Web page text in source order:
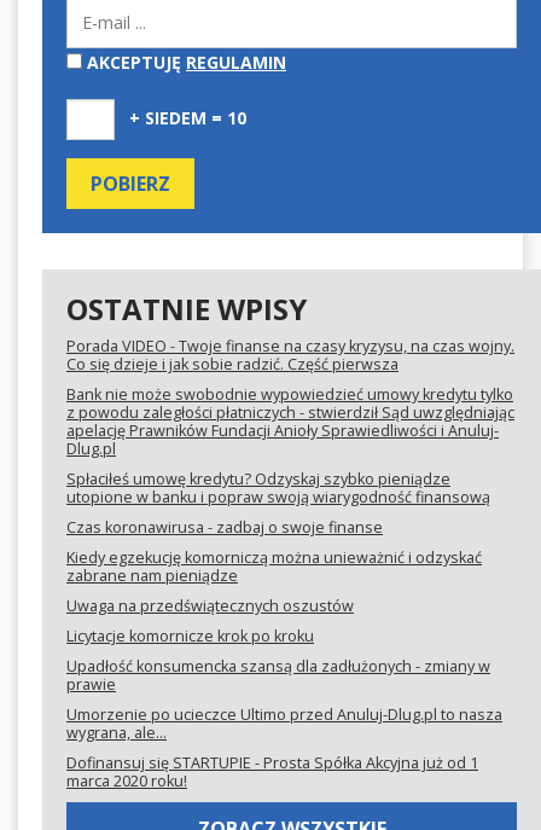
AKCEPTUJĘ REGULAMIN
+ SIEDEM = 10
OSTATNIE WPISY
Porada VIDEO - Twoje finanse na czasy kryzysu, na czas wojny.
Co się dzieje i jak sobie radzić. Część pierwsza
Bank nie może swobodnie wypowiedzieć umowy kredytu tylko
z powodu zaległości płatniczych - stwierdził Sąd uwzględniając
apelację Prawników Fundacji Anioły Sprawiedliwości i Anuluj-
Dlug.pl
Spłaciłeś umowę kredytu? Odzyskaj szybko pieniądze
utopione w banku i popraw swoją wiarygodność finansową
Czas koronawirusa - zadbaj o swoje finanse
Kiedy egzekucję komorniczą można unieważnić i odzyskać
zabrane nam pieniądze
Uwaga na przedświątecznych oszustów
Licytacje komornicze krok po kroku
Upadłość konsumencka szansą dla zadłużonych - zmiany w
prawie
Umorzenie po ucieczce Ultimo przed Anuluj-Dlug.pl to nasza
wygrana, ale...
Dofinansuj się STARTUPIE - Prosta Spółka Akcyjna już od 1
marca 2020 roku!